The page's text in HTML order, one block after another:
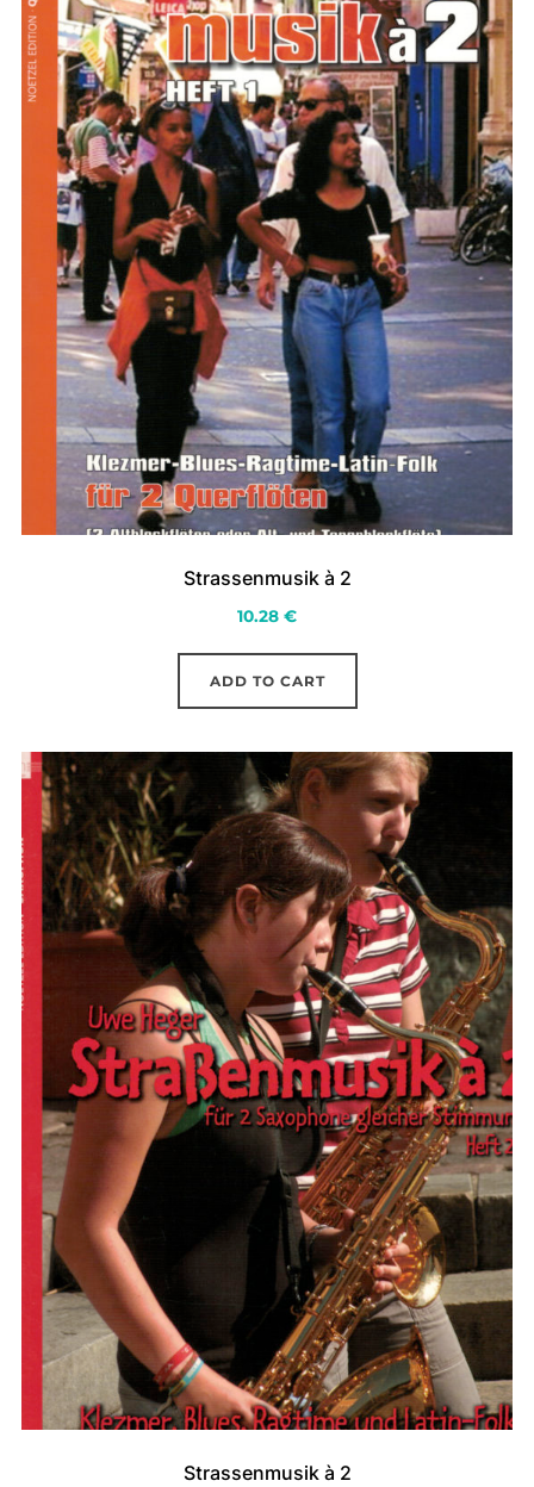
Strassenmusik à 2
10.28 €
ADD TO CART
Strassenmusik à 2